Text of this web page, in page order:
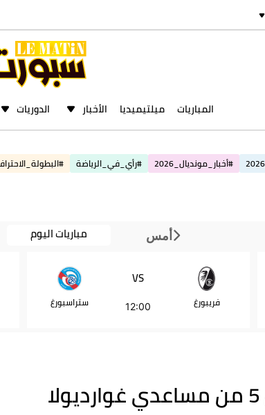
المباريات ميلتيميديا الأخبار الدوريات
#أخبار_مونديال_2026 #رأي_في_الرياضة
أمس مباريات اليوم
فريبورغ
VS
12:00 ستراسبورغ